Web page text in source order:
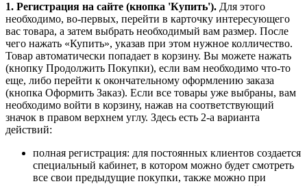
1. Регистрация на сайте (кнопка 'Купить'). Для этого
необходимо, во-первых, перейти в карточку интересующего
вас товара, а затем выбрать необходимый вам размер. После
чего нажать «Купить», указав при этом нужное колличество.
Товар автоматически попадает в корзину. Вы можете нажать
(кнопку Продолжить Покупки), если вам необходимо что-то
еще, либо перейти к окончательному оформлению заказа
(кнопка Оформить Заказ). Если все товары уже выбраны, вам
необходимо войти в корзину, нажав на соответствующий
значок в правом верхнем углу. Здесь есть 2-а варианта
действий:
полная регистрация: для постоянных клиентов создается
специальный кабинет, в котором можно будет смотреть
все свои предыдущие покупки, также можно при